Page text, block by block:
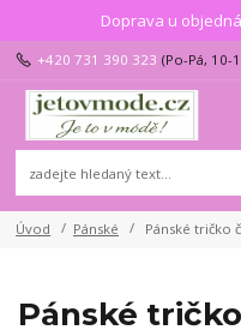
Doprava u
+420 731 390 323 (Po-Pá, 10-
Úvod Pánské Pánské tričko
Pánské